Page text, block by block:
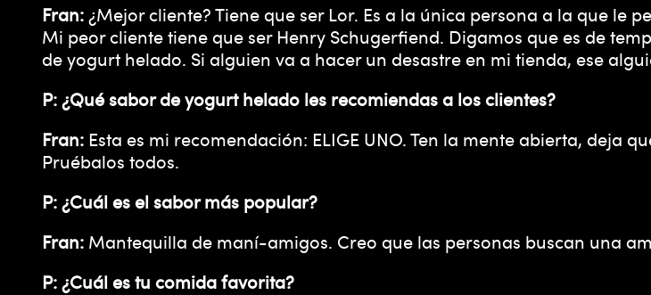
Fran:¿Mejor cliente? Tiene que ser Lor. Es a la única persona a la que le
Mi peor cliente tiene que ser Henry Schugerfiend. Digamos que es de
de yogurt helado. Si alguien va a hacer un desastre en mi tienda, ese
P: ¿Qué sabor de yogurt helado les recomiendas a los clientes?
Fran: Esta es mi recomendación: ELIGE UNO. Ten la mente abierta, deja
Pruébalos todos.
P: ¿Cuál es el sabor más popular?
Fran: Mantequilla de maní-amigos. Creo que las personas buscan una
P: ¿Cuál es tu comida favorita?